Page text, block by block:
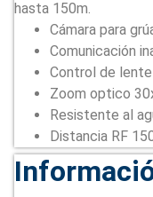
hasta 150m.
Cámara para
Comunicación
Control de
Zoom optico
Resistente al
Distancia RF